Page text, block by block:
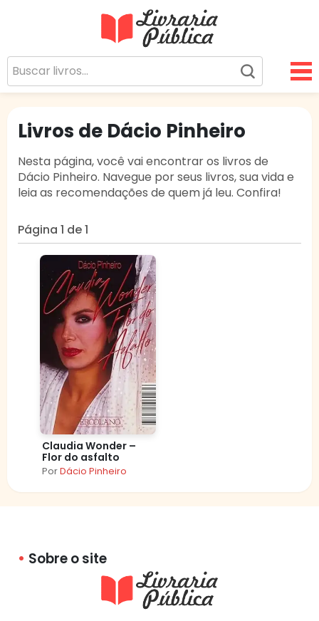
Sua Biblioteca Virtual Gratuita
Livros de Dácio Pinheiro
Nesta página, você vai encontrar os livros de
Dácio Pinheiro. Navegue por seus livros, sua vida e
leia as recomendações de quem já leu. Confira!
Página 1 de 1
Claudia Wonder –
Flor do asfalto
PorDácio Pinheiro
Sobre o site